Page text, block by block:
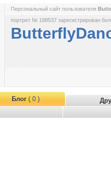
Персональный сайт пользователя
портрет № 188537 зарегистрирован
Блог( 0 )